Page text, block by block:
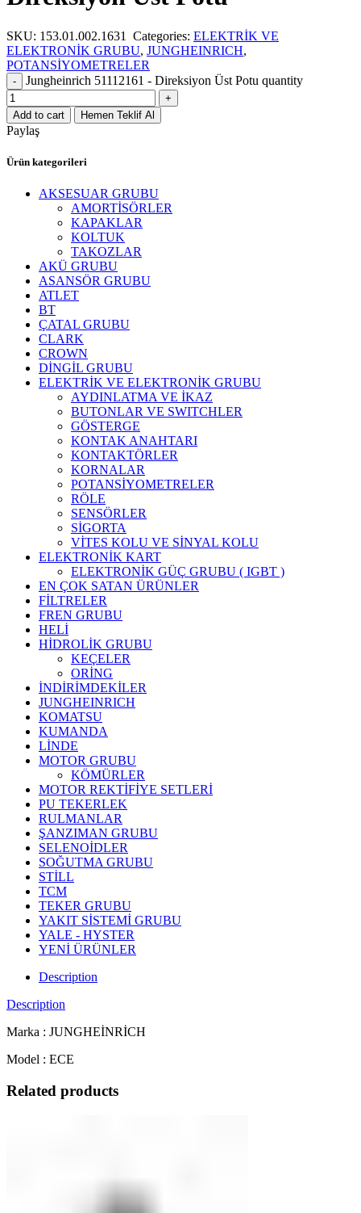
SKU: 153.01.002.1631 Categories: ELEKTRİK VE
ELEKTRONİK GRUBU, JUNGHEINRICH,
POTANSİYOMETRELER
Jungheinrich 51112161 - Direksiyon Üst Potu quantity
Add to cart Hemen Teklif Al
Paylaş
Ürün kategorileri
AKSESUAR GRUBU
AMORTİSÖRLER
KAPAKLAR
KOLTUK
TAKOZLAR
AKÜ GRUBU
ASANSÖR GRUBU
ATLET
BT
ÇATAL GRUBU
CLARK
CROWN
DİNGİL GRUBU
ELEKTRİK VE ELEKTRONİK GRUBU
AYDINLATMA VE İKAZ
BUTONLAR VE SWITCHLER
GÖSTERGE
KONTAK ANAHTARI
KONTAKTÖRLER
KORNALAR
POTANSİYOMETRELER
RÖLE
SENSÖRLER
SİGORTA
VİTES KOLU VE SİNYAL KOLU
ELEKTRONİK KART
ELEKTRONİK GÜÇ GRUBU ( IGBT )
EN ÇOK SATAN ÜRÜNLER
FİLTRELER
FREN GRUBU
HELİ
HİDROLİK GRUBU
KEÇELER
ORİNG
İNDİRİMDEKİLER
JUNGHEINRICH
KOMATSU
KUMANDA
LİNDE
MOTOR GRUBU
KÖMÜRLER
MOTOR REKTİFİYE SETLERİ
PU TEKERLEK
RULMANLAR
ŞANZIMAN GRUBU
SELENOİDLER
SOĞUTMA GRUBU
STİLL
TCM
TEKER GRUBU
YAKIT SİSTEMİ GRUBU
YALE - HYSTER
YENİ ÜRÜNLER
Description
Description
Marka : JUNGHEİNRİCH
Model : ECE
Related products